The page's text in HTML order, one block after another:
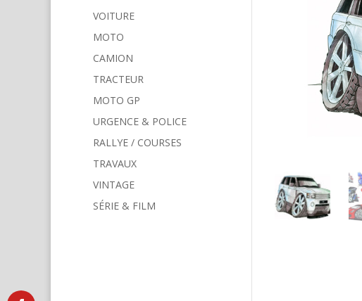
VOITURE
MOTO
CAMION
TRACTEUR
MOTO GP
URGENCE & POLICE
RALLYE / COURSES
TRAVAUX
VINTAGE
SÉRIE & FILM